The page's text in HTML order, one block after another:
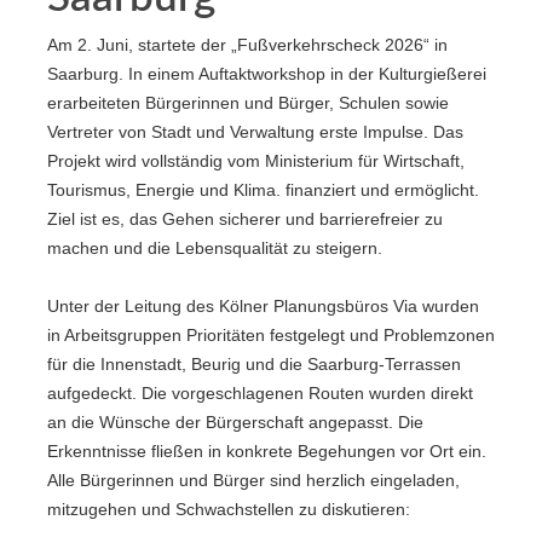
Am 2. Juni, startete der „Fußverkehrscheck 2026“ in
Saarburg. In einem Auftaktworkshop in der Kulturgießerei
erarbeiteten Bürgerinnen und Bürger, Schulen sowie
Vertreter von Stadt und Verwaltung erste Impulse. Das
Projekt wird vollständig vom Ministerium für Wirtschaft,
Tourismus, Energie und Klima. finanziert und ermöglicht.
Ziel ist es, das Gehen sicherer und barrierefreier zu
machen und die Lebensqualität zu steigern.
Unter der Leitung des Kölner Planungsbüros Via wurden
in Arbeitsgruppen Prioritäten festgelegt und Problemzonen
für die Innenstadt, Beurig und die Saarburg-Terrassen
aufgedeckt. Die vorgeschlagenen Routen wurden direkt
an die Wünsche der Bürgerschaft angepasst. Die
Erkenntnisse fließen in konkrete Begehungen vor Ort ein.
Alle Bürgerinnen und Bürger sind herzlich eingeladen,
mitzugehen und Schwachstellen zu diskutieren: